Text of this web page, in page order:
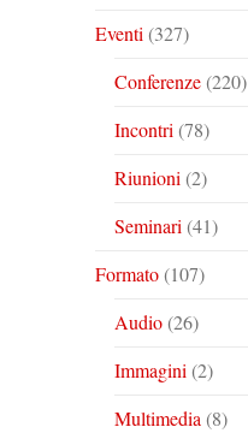
Eventi (327)
Conferenze(220)
Incontri (78)
Riunioni (2)
Seminari (41)
Formato(107)
Audio(26)
Immagini (2)
Multimedia (8)